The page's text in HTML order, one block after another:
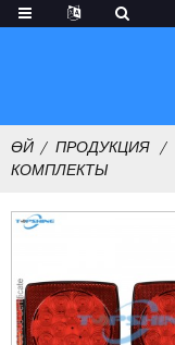
ӨЙ ПРОДУКЦИЯ
КОМПЛЕКТЫ